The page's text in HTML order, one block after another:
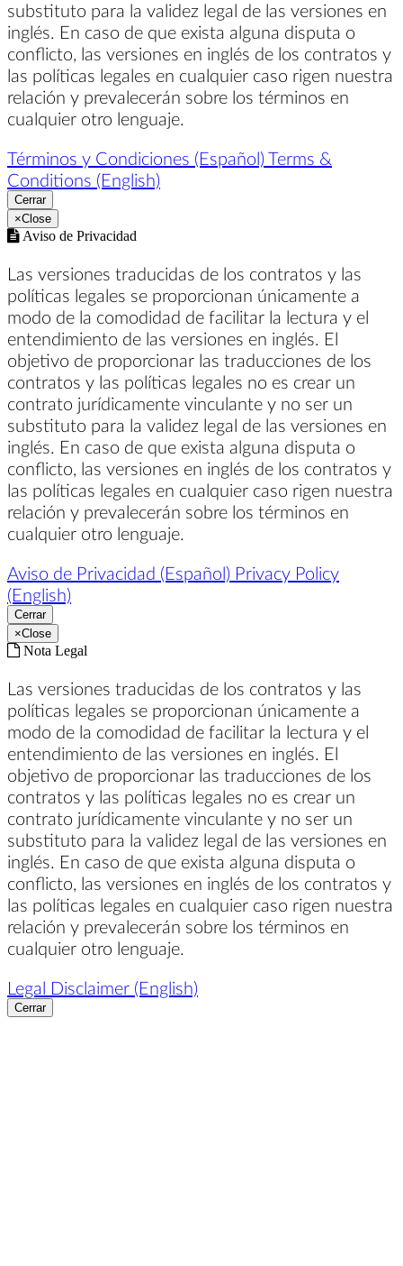
substituto para la validez legal de las versiones en
inglés. En caso de que exista alguna disputa o
conflicto, las versiones en inglés de los contratos y
las políticas legales en cualquier caso rigen nuestra
relación y prevalecerán sobre los términos en
cualquier otro lenguaje.
Términos y Condiciones (Español) Terms &
Conditions (English)
Cerrar
×Close
Aviso de Privacidad
Las versiones traducidas de los contratos y las
políticas legales se proporcionan únicamente a
modo de la comodidad de facilitar la lectura y el
entendimiento de las versiones en inglés. El
objetivo de proporcionar las traducciones de los
contratos y las políticas legales no es crear un
contrato jurídicamente vinculante y no ser un
substituto para la validez legal de las versiones en
inglés. En caso de que exista alguna disputa o
conflicto, las versiones en inglés de los contratos y
las políticas legales en cualquier caso rigen nuestra
relación y prevalecerán sobre los términos en
cualquier otro lenguaje.
Aviso de Privacidad (Español) Privacy Policy
(English)
Cerrar
×Close
Nota Legal
Las versiones traducidas de los contratos y las
políticas legales se proporcionan únicamente a
modo de la comodidad de facilitar la lectura y el
entendimiento de las versiones en inglés. El
objetivo de proporcionar las traducciones de los
contratos y las políticas legales no es crear un
contrato jurídicamente vinculante y no ser un
substituto para la validez legal de las versiones en
inglés. En caso de que exista alguna disputa o
conflicto, las versiones en inglés de los contratos y
las políticas legales en cualquier caso rigen nuestra
relación y prevalecerán sobre los términos en
cualquier otro lenguaje.
Legal Disclaimer (English)
Cerrar